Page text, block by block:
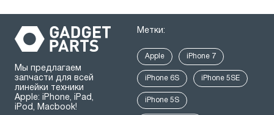
Мы предлагаем
запчасти для всей
линейки техники
Apple: iPhone, iPad,
iPod, Macbook!
Метки:
Apple iPhone 7
iPhone 6S iPhone 5SE
iPhone 5S